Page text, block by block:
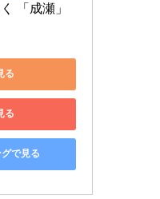
「成瀬」
る
る
で見る